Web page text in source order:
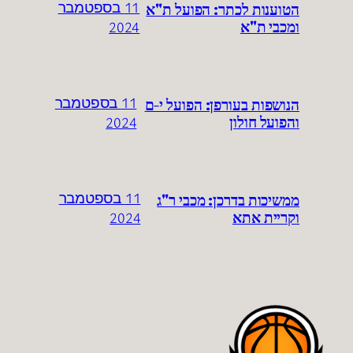
הטוענות לכתר: הפועל ת"א
ומכבי ת"א
11 בספטמבר
2024
הנושפות בעורפן: הפועל י-ם
והפועל חולון
11 בספטמבר
2024
ממשיכות בדרכן: מכבי ר"ג
וקריית אתא
11 בספטמבר
2024